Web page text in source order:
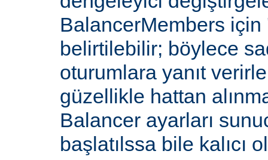
BalancerMembers
belirtilebilir; böylece
oturumlara yanıt
güzellikle hattan
Balancer ayarları
başlatılssa bile kalıcı